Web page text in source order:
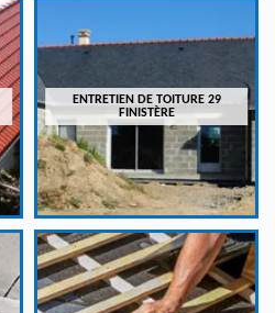
ENTRETIEN DE TOITURE 29
FINISTÈRE